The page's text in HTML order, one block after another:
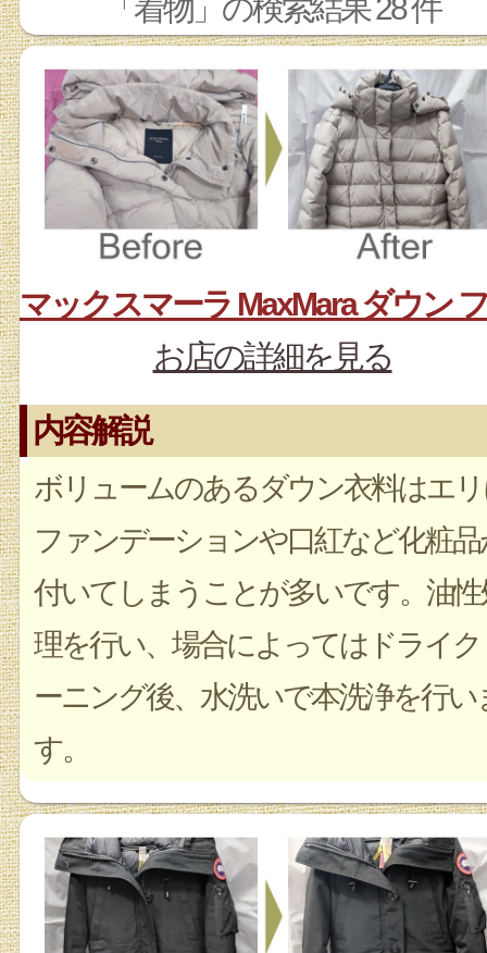
「着物」の検索結果 28 件
お店の詳細を見る
内容解説
ボリュームのあるダウン衣料はエ
ファンデーションや口紅など化粧品
付いてしまうことが多いです。油性
理を行い、場合によってはドライ
ーニング後、水洗いで本洗浄を行い
す。